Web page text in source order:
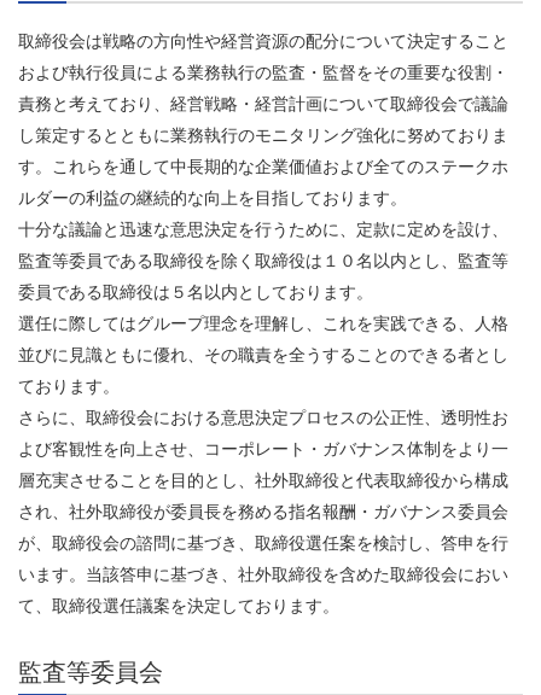
取締役会は戦略の方向性や経営資源の配分について決定すること
および執行役員による業務執行の監査・監督をその重要な役割・
責務と考えており、経営戦略・経営計画について取締役会で議論
し策定するとともに業務執行のモニタリング強化に努めておりま
す。これらを通して中長期的な企業価値および全てのステークホ
ルダーの利益の継続的な向上を目指しております。
十分な議論と迅速な意思決定を行うために、定款に定めを設け、
監査等委員である取締役を除く取締役は１０名以内とし、監査等
委員である取締役は５名以内としております。
選任に際してはグループ理念を理解し、これを実践できる、人格
並びに見識ともに優れ、その職責を全うすることのできる者とし
ております。
さらに、取締役会における意思決定プロセスの公正性、透明性お
よび客観性を向上させ、コーポレート・ガバナンス体制をより一
層充実させることを目的とし、社外取締役と代表取締役から構成
され、社外取締役が委員長を務める指名報酬・ガバナンス委員会
が、取締役会の諮問に基づき、取締役選任案を検討し、答申を行
います。当該答申に基づき、社外取締役を含めた取締役会におい
て、取締役選任議案を決定しております。
監査等委員会